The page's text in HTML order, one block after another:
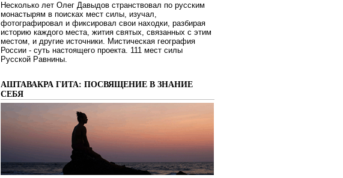
Несколько лет Олег Давыдов странствовал по русским
монастырям в поисках мест силы, изучал,
фотографировал и фиксировал свои находки, разбирая
историю каждого места, жития святых, связанных с этим
местом, и другие источники. Мистическая география
России - суть настоящего проекта. 111 мест силы
Русской Равнины.
АШТАВАКРА ГИТА: ПОСВЯЩЕНИЕ В ЗНАНИЕ
СЕБЯ